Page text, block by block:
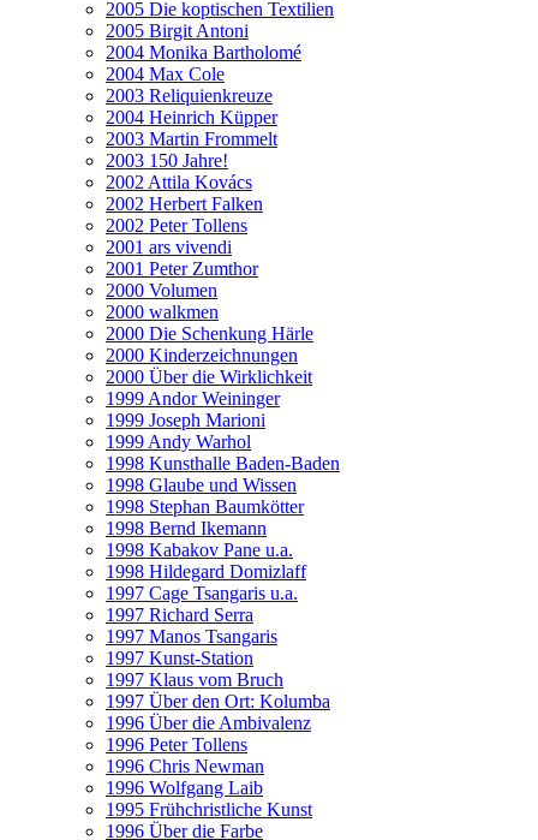
2005 Die koptischen Textilien
2005 Birgit Antoni
2004 Monika Bartholomé
2004 Max Cole
2003 Reliquienkreuze
2004 Heinrich Küpper
2003 Martin Frommelt
2003 150 Jahre!
2002 Attila Kovács
2002 Herbert Falken
2002 Peter Tollens
2001 ars vivendi
2001 Peter Zumthor
2000 Volumen
2000 walkmen
2000 Die Schenkung Härle
2000 Kinderzeichnungen
2000 Über die Wirklichkeit
1999 Andor Weininger
1999 Joseph Marioni
1999 Andy Warhol
1998 Kunsthalle Baden-Baden
1998 Glaube und Wissen
1998 Stephan Baumkötter
1998 Bernd Ikemann
1998 Kabakov Pane u.a.
1998 Hildegard Domizlaff
1997 Cage Tsangaris u.a.
1997 Richard Serra
1997 Manos Tsangaris
1997 Kunst-Station
1997 Klaus vom Bruch
1997 Über den Ort: Kolumba
1996 Über die Ambivalenz
1996 Peter Tollens
1996 Chris Newman
1996 Wolfgang Laib
1995 Frühchristliche Kunst
1996 Über die Farbe